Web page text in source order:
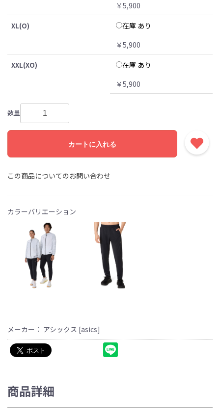
￥5,900
XL(O)
在庫 あり
￥5,900
XXL(XO)
在庫 あり
￥5,900
数量
カートに入れる
この商品についてのお問い合わせ
カラーバリエーション
メーカー： アシックス [asics]
商品詳細